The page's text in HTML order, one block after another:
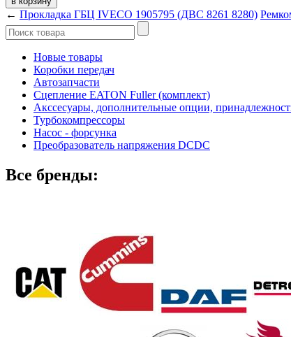
← Прокладка ГБЦ IVECO 1905795 (ДВС 8261 8280)
Новые товары
Коробки передач
Автозапчасти
Сцепление EATON Fuller (комплект)
Акссесуары, дополнительные опции,
Турбокомпрессоры
Насос - форсунка
Преобразователь напряжения DCDC
Все бренды: